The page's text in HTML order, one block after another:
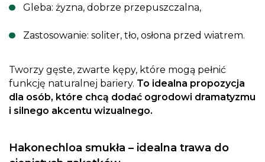
Gleba: żyzna, dobrze przepuszczalna,
Zastosowanie: soliter, tło, osłona przed wiatrem.
Tworzy gęste, zwarte kępy, które mogą pełnić
funkcję naturalnej bariery. To idealna propozycja
dla osób, które chcą dodać ogrodowi dramatyzmu
i silnego akcentu wizualnego.
Hakonechloa smukła – idealna trawa do